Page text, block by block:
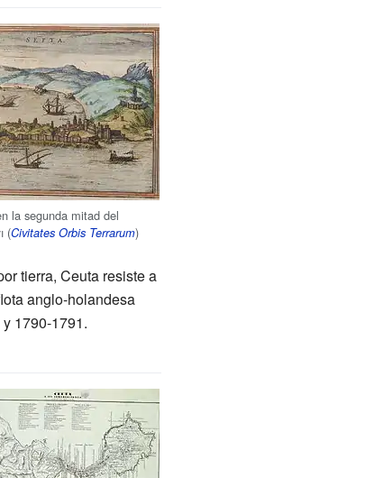
la segunda mitad del
(Civitates Orbis Terrarum)
tierra, Ceuta resiste a
anglo-holandesa
1790-1791.